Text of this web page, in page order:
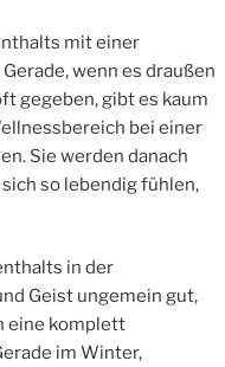
mit einer
wenn es draußen
gegeben, gibt es kaum
bei einer
Sie werden danach
so lebendig fühlen,
in der
Geist ungemein gut,
eine komplett
im Winter,